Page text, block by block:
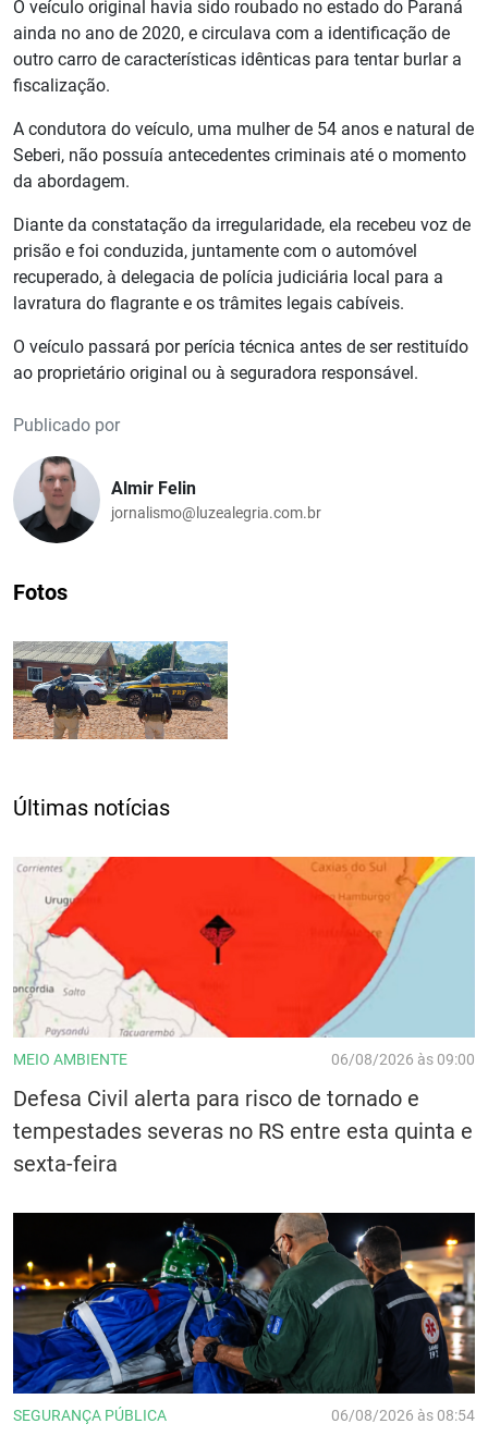
O veículo original havia sido roubado no estado do Paraná
ainda no ano de 2020, e circulava com a identificação de
outro carro de características idênticas para tentar burlar a
fiscalização.
A condutora do veículo, uma mulher de 54 anos e natural de
Seberi, não possuía antecedentes criminais até o momento
da abordagem.
Diante da constatação da irregularidade, ela recebeu voz de
prisão e foi conduzida, juntamente com o automóvel
recuperado, à delegacia de polícia judiciária local para a
lavratura do flagrante e os trâmites legais cabíveis.
O veículo passará por perícia técnica antes de ser restituído
ao proprietário original ou à seguradora responsável.
Publicado por
Almir Felin
jornalismo@luzealegria.com.br
Fotos
Últimas notícias
MEIO AMBIENTE 06/08/2026 às 09:00
Defesa Civil alerta para risco de tornado e
tempestades severas no RS entre esta quinta e
sexta-feira
SEGURANÇA PÚBLICA 06/08/2026 às 08:54